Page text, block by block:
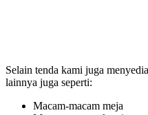
Selain tenda kami juga
lainnya juga seperti:
Macam-macam meja